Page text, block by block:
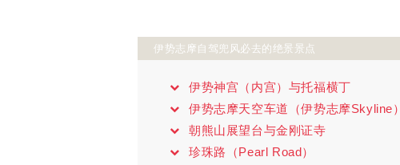
伊势志摩自驾兜风必去的绝景景点
伊势神宫（内宫）与托福横丁
伊势志摩天空车道（伊势志摩Skyline）
朝熊山展望台与金刚证寺
珍珠路（Pearl Road）